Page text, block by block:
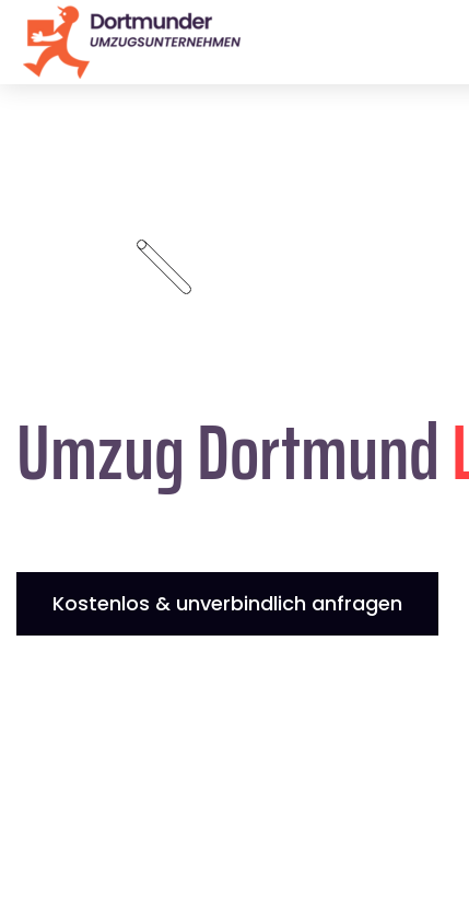
Umzug Dortmund
Kostenlos & unverbindlich anfragen